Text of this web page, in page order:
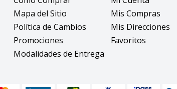
Mapa del Sitio
Política de Cambios
Promociones
Modalidades de Entrega
Mis Compras
Mis Direcciones
Favoritos